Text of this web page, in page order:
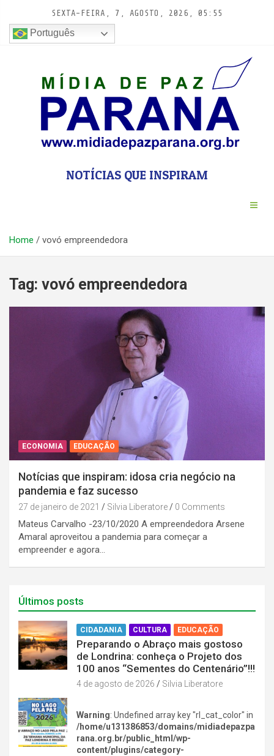
conteúdo
SEXTA-FEIRA, 7, AGOSTO, 2026, 05:55
Português
NOTÍCIAS QUE INSPIRAM
Home vovó empreendedora
Tag: vovó empreendedora
ECONOMIA EDUCAÇÃO
Notícias que inspiram: idosa cria negócio na
pandemia e faz sucesso
27 de janeiro de 2021 Silvia Liberatore 0 Comments
Mateus Carvalho -23/10/2020 A empreendedora Arsene
Amaral aproveitou a pandemia para começar a
empreender e agora…
Últimos posts
CIDADANIA CULTURA EDUCAÇÃO
Preparando o Abraço mais gostoso
de Londrina: conheça o Projeto dos
100 anos “Sementes do Centenário”!!!
4 de agosto de 2026 Silvia Liberatore
Warning: Undefined array key "rl_cat_color" in
/home/u131386853/domains/midiadepazpa
rana.org.br/public_html/wp-
content/plugins/category-